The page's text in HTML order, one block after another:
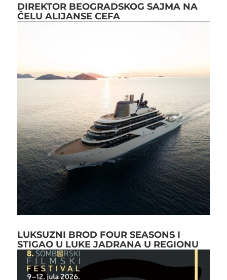
DIREKTOR BEOGRADSKOG SAJMA NA
ČELU ALIJANSE CEFA
LUKSUZNI BROD FOUR SEASONS I
STIGAO U LUKE JADRANA U REGIONU